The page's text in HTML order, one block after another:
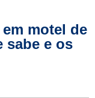
motel de
sabe e os